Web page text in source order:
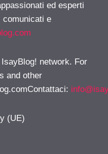
ed esperti
comunicati e
network. For
and other
:
(UE)